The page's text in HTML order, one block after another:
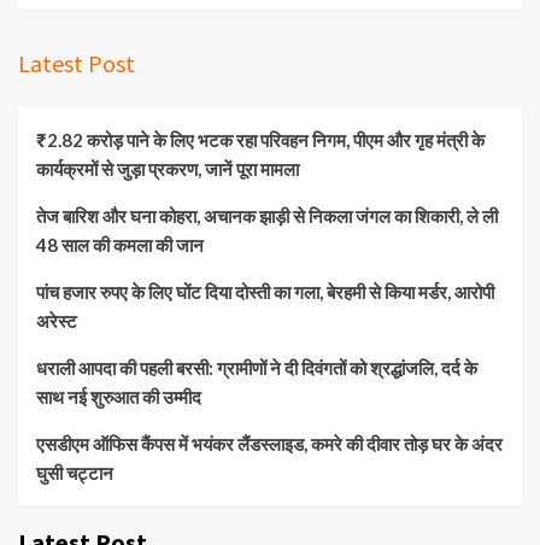
Latest Post
₹2.82 करोड़ पाने के लिए भटक रहा परिवहन निगम, पीएम और गृह मंत्री के
कार्यक्रमों से जुड़ा प्रकरण, जानें पूरा मामला
तेज बारिश और घना कोहरा, अचानक झाड़ी से निकला जंगल का शिकारी, ले ली
48 साल की कमला की जान
पांच हजार रुपए के लिए घोंट दिया दोस्ती का गला, बेरहमी से किया मर्डर, आरोपी
अरेस्ट
धराली आपदा की पहली बरसी: ग्रामीणों ने दी दिवंगतों को श्रद्धांजलि, दर्द के
साथ नई शुरुआत की उम्मीद
एसडीएम ऑफिस कैंपस में भयंकर लैंडस्लाइड, कमरे की दीवार तोड़ घर के अंदर
घुसी चट्टान